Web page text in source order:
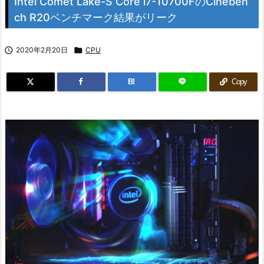
ch R20ベンチマーク結果がリーク
 2020年2月20日  CPU
B! Copy